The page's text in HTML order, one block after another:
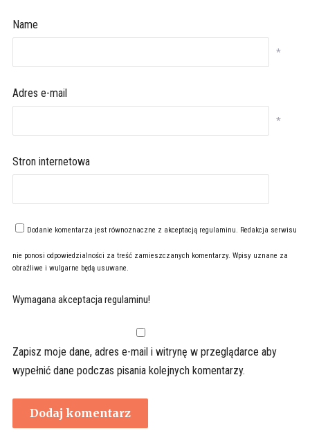
Name
*
Adres e-mail
*
Stron internetowa
Dodanie komentarza jest równoznaczne z akceptacją regulaminu. Redakcja serwisu
nie ponosi odpowiedzialności za treść zamieszczanych komentarzy. Wpisy uznane za
obraźliwe i wulgarne będą usuwane.
Wymagana akceptacja regulaminu!
Zapisz moje dane, adres e-mail i witrynę w przeglądarce aby
wypełnić dane podczas pisania kolejnych komentarzy.